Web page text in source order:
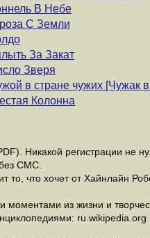
В Небе
С Земли
За Закат
Зверя
в стране чужих [Чужак
Колонна
Никакой регистрации не
без СМС.
то, что хочет от Хайнлайн
из жизни и
ru.wikipedia.org